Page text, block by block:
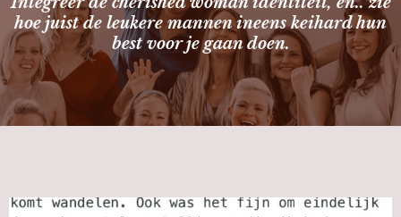
hoe juist de leukere mannen ineens keihard hun
best voor je gaan doen.